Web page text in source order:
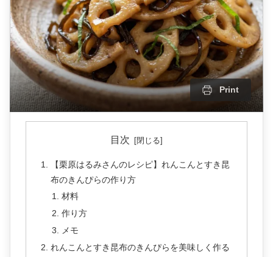
Print
目次
【栗原はるみさんのレシピ】れんこんとすき昆
布のきんぴらの作り方
材料
作り方
メモ
れんこんとすき昆布のきんぴらを美味しく作る